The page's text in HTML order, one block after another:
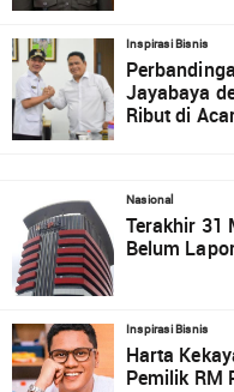
Inspirasi Bisnis
Jayabaya
Ribut di
Nasional
Terakhir 31
Belum
Inspirasi Bisnis
Harta
Pemilik RM